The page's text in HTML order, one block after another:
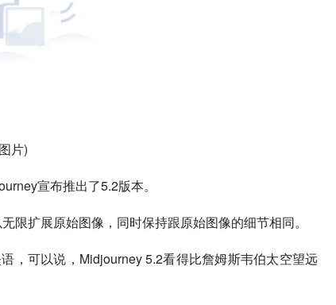
片)
宣布推出了5.2版本。
限扩展原始图像，同时保持跟原始图像的细节相同。
，可以说，Midjourney 5.2看得比詹姆斯韦伯太空望远